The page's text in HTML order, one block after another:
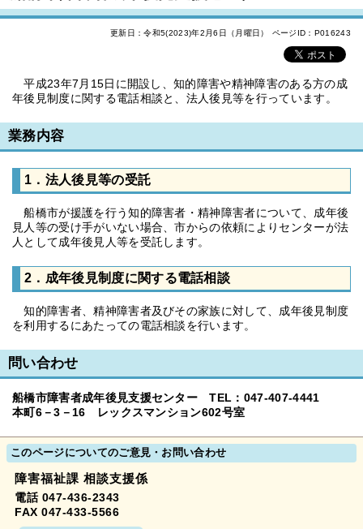
更新日：令和5(2023)年2月6日（月曜日） ページID：P016243
平成23年7月15日に開設し、知的障害や精神障害のある方の成
年後見制度に関する電話相談と、法人後見等を行っています。
業務内容
1．法人後見等の受託
船橋市が援護を行う知的障害者・精神障害者について、成年後
見人等の受け手がいない場合、市からの依頼によりセンターが法
人として成年後見人等を受託します。
2．成年後見制度に関する電話相談
知的障害者、精神障害者及びその家族に対して、成年後見制度
を利用するにあたっての電話相談を行います。
問い合わせ
船橋市障害者成年後見支援センター TEL：047-407-4441
本町6－3－16 レックスマンション602号室
このページについてのご意見・お問い合わせ
障害福祉課 相談支援係
電話 047-436-2343
FAX 047-433-5566